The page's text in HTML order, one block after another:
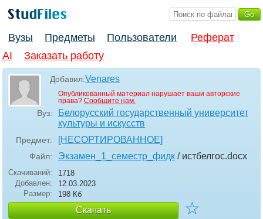
Вузы Предметы Пользователи
Реферат
AI
Заказать работу
Добавил:Venares
Опубликованный материал нарушает ваши авторские
права? Сообщите нам.
Вуз:
Белорусский государственный университет
культуры и искусств
Предмет: [НЕСОРТИРОВАННОЕ]
Файл: Экзамен_1_семестр_фидк / истбелгос.docx
Скачиваний:
1718
Добавлен:
12.03.2023
Размер:
198 Кб
Скачать ☆